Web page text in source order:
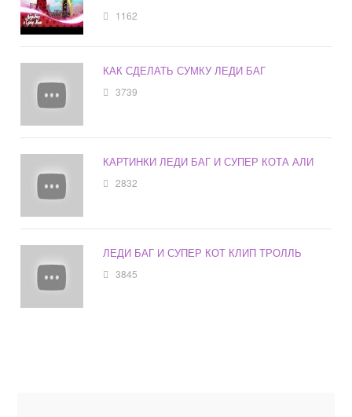
1162
КАК СДЕЛАТЬ СУМКУ ЛЕДИ БАГ
3739
КАРТИНКИ ЛЕДИ БАГ И СУПЕР КОТА АЛИ
2832
ЛЕДИ БАГ И СУПЕР КОТ КЛИП ТРОЛЛЬ
3845